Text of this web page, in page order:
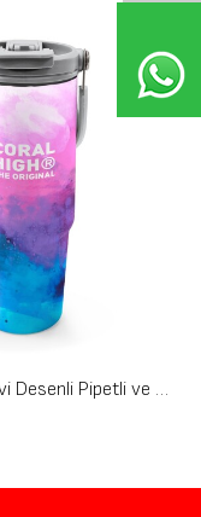
Coral High Pembe Mavi Desenli Pipetli ve Direkt İçim Çelik Termos 900 ml 38733